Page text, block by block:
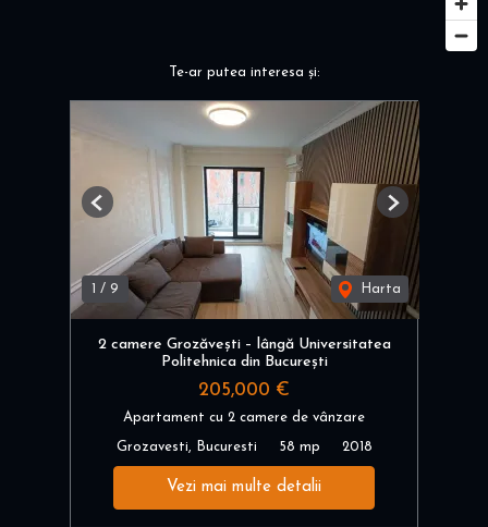
Te-ar putea interesa și:
/ 9 Harta
Previous Next
2 camere Grozăvești – lângă Universitatea
Politehnica din București
205,000 €
Apartament cu 2 camere de vânzare
Grozavesti, Bucuresti 58 mp 2018
Vezi mai multe detalii